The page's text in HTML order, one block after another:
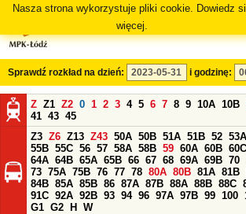
Nasza strona wykorzystuje pliki cookie. Dowiedz
więcej.
Sprawdź rozkład na dzień: i godzinę:
Z Z1 Z2 0 1 2 3 4 5 6 7 8 9 10A 10B
41 43 45
Z3 Z6 Z13 Z43 50A 50B 51A 51B 52 53A
55B 55C 56 57 58A 58B 59 60A 60B 60C
64A 64B 65A 65B 66 67 68 69A 69B 70
73 75A 75B 76 77 78 80A 80B 81A 81B
84B 85A 85B 86 87A 87B 88A 88B 88C
91C 92A 92B 93 94 96 97A 97B 99 100
G1 G2 H
W